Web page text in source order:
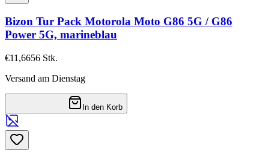
Bizon Tur Pack Motorola Moto G86 5G / G86
Power 5G, marineblau
€11,6656 Stk.
Versand am Dienstag
In den Korb